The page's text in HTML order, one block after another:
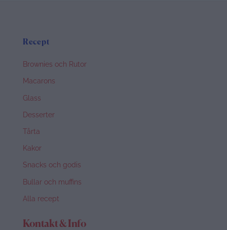
Recept
Brownies och Rutor
Macarons
Glass
Desserter
Tårta
Kakor
Snacks och godis
Bullar och muffins
Alla recept
Kontakt & Info